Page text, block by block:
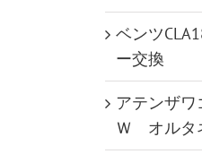
ベンツ
ー交換
アテンザ
Ｗ オルタ